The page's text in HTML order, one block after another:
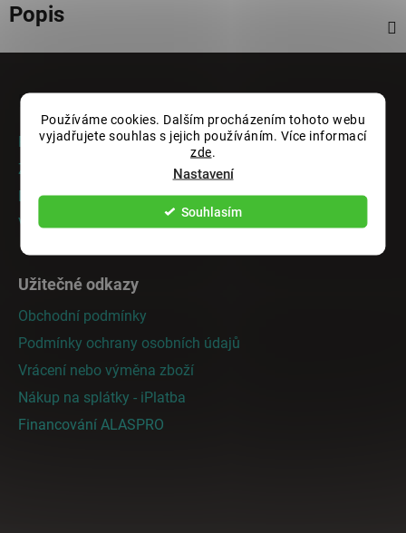
Používáme cookies. Dalším procházením tohoto webu
vyjadřujete souhlas s jejich používáním. Více informací
zde.
Nastavení
Souhlasím
Popis
Informace pro vás
Rady a tipy
Zakázková výroba
Doprava a platba
Vrácení nebo výměna zboží
Užitečné odkazy
Obchodní podmínky
Podmínky ochrany osobních údajů
Vrácení nebo výměna zboží
Nákup na splátky - iPlatba
Financování ALASPRO